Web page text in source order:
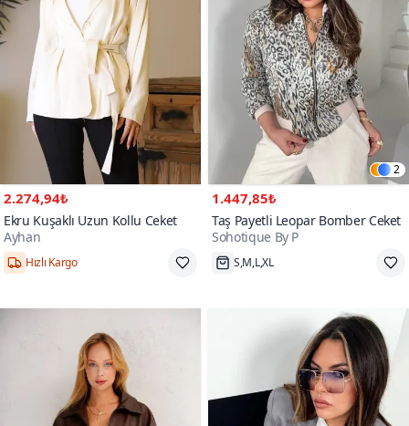
2.274,94₺
Ekru Kuşaklı Uzun Kollu Ceket
Ayhan
Hızlı Kargo
2
1.447,85₺
Taş Payetli Leopar Bomber Ceket
Sohotique By P
S,M,L,XL